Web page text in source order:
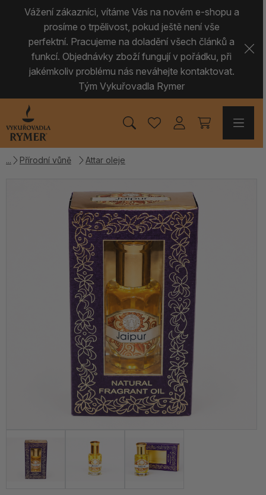
Vážení zákazníci, vítáme Vás na novém e-shopu a
prosíme o trpělivost, pokud ještě není vše
perfektní. Pracujeme na doladění všech článků a
funkcí. Objednávky zboží fungují v pořádku, při
jakémkoliv problému nás neváhejte kontaktovat.
Tým Vykuřovadla Rymer
Přírodní vůně Attar oleje